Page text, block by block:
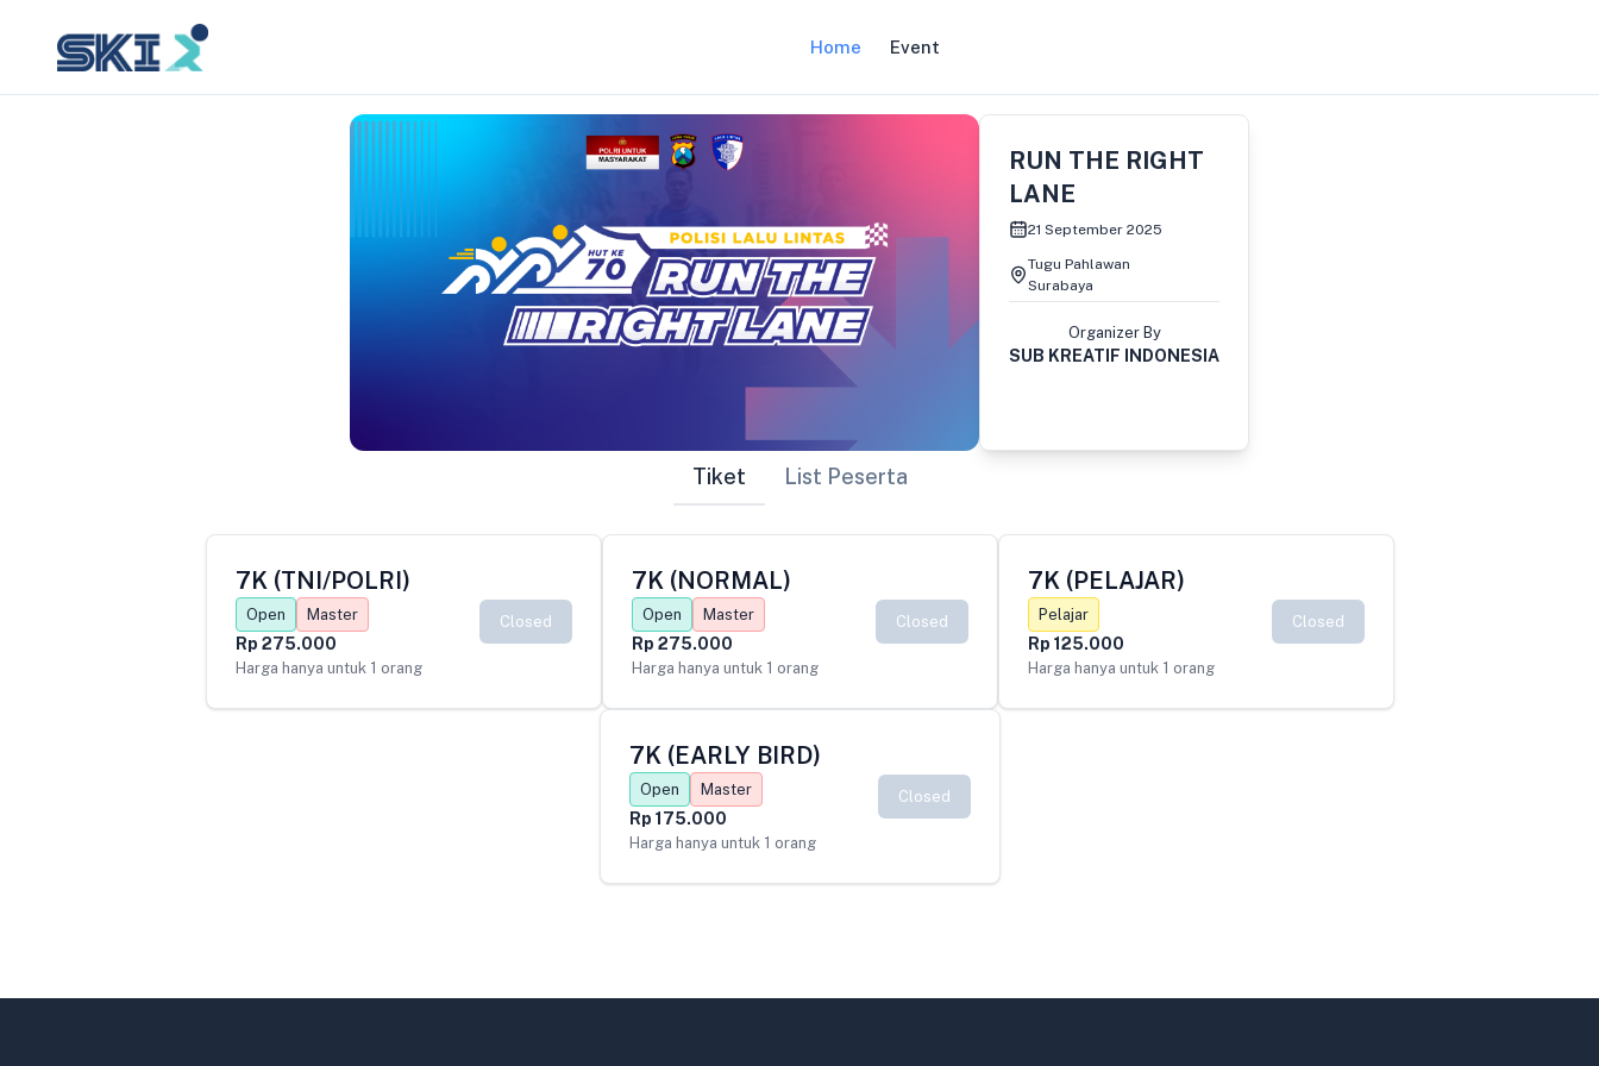
Home Event
RUN THE RIGHT
LANE
21 September 2025
Tugu Pahlawan
Surabaya
Organizer By
SUB KREATIF INDONESIA
Tiket List Peserta
7K (TNI/POLRI)
Open Master
Rp 275.000
Harga hanya untuk 1 orang
Closed
7K (NORMAL)
Open Master
Rp 275.000
Harga hanya untuk 1 orang
Closed
7K (PELAJAR)
Pelajar
Rp 125.000
Harga hanya untuk 1 orang
Closed
7K (EARLY BIRD)
Open Master
Rp 175.000
Harga hanya untuk 1 orang
Closed